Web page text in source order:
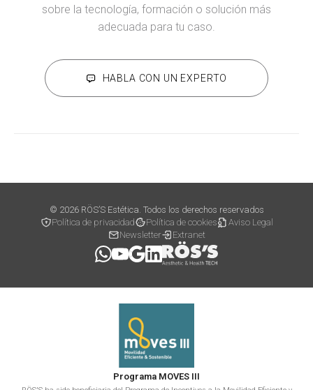
sobre la tecnología, formación o solución más
adecuada para tu caso.
HABLA CON UN EXPERTO
© 2026 RÖS’S Estética. Todos los derechos reservados
Política de privacidad
Política de cookies
Aviso Legal
Newsletter
Extranet
Programa MOVES III